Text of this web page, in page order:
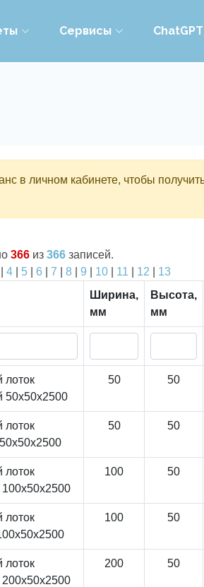
Сервисы ChatGPT
в личном кабинете, чтобы
366 из 366 записей.
4| 5| 6 7 8| 9 10| 11 12
13
Ширина,
мм
Высота,
мм
лоток
50x50x2500
50 50
лоток
50 50
лоток
100 50
лоток
100 50
лоток
200 50